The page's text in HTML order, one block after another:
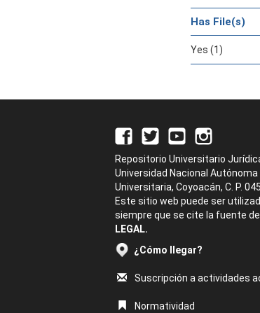
Has File(s)
Yes (1)
Repositorio Universitario
Universidad Nacional Autónoma
Universitaria, Coyoacán, C. P.
Este sitio web puede ser
siempre que se cite la fuente
LEGAL.
¿Cómo llegar?
Suscripción a actividades
Normatividad